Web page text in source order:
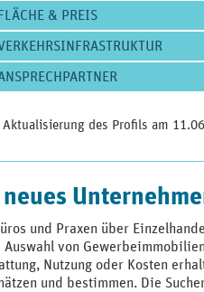
FLÄCHE & PREIS
Aktualisierung des Profils am
und Praxen über
Auswahl von
Nutzung oder Kosten
und bestimmen. Die